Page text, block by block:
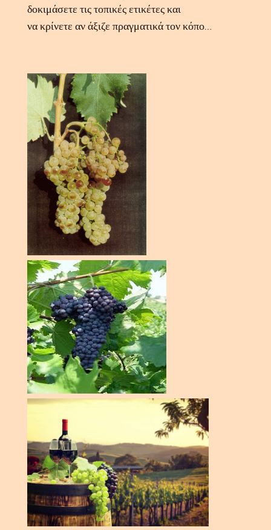
δοκιμάσετε τις τοπικές ετικέτες και
να κρίνετε αν άξιζε πραγματικά τον κόπο…